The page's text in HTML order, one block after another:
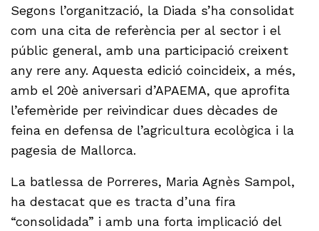
Segons l’organització, la Diada s’ha consolidat
com una cita de referència per al sector i el
públic general, amb una participació creixent
any rere any. Aquesta edició coincideix, a més,
amb el 20è aniversari d’APAEMA, que aprofita
l’efemèride per reivindicar dues dècades de
feina en defensa de l’agricultura ecològica i la
pagesia de Mallorca.
La batlessa de Porreres, Maria Agnès Sampol,
ha destacat que es tracta d’una fira
“consolidada” i amb una forta implicació del